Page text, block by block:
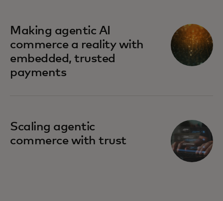
Making agentic AI
commerce a reality with
embedded, trusted
payments
Scaling agentic
commerce with trust